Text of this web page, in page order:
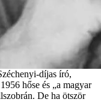
díjas író,
hőse és „a magyar
De ha ötször